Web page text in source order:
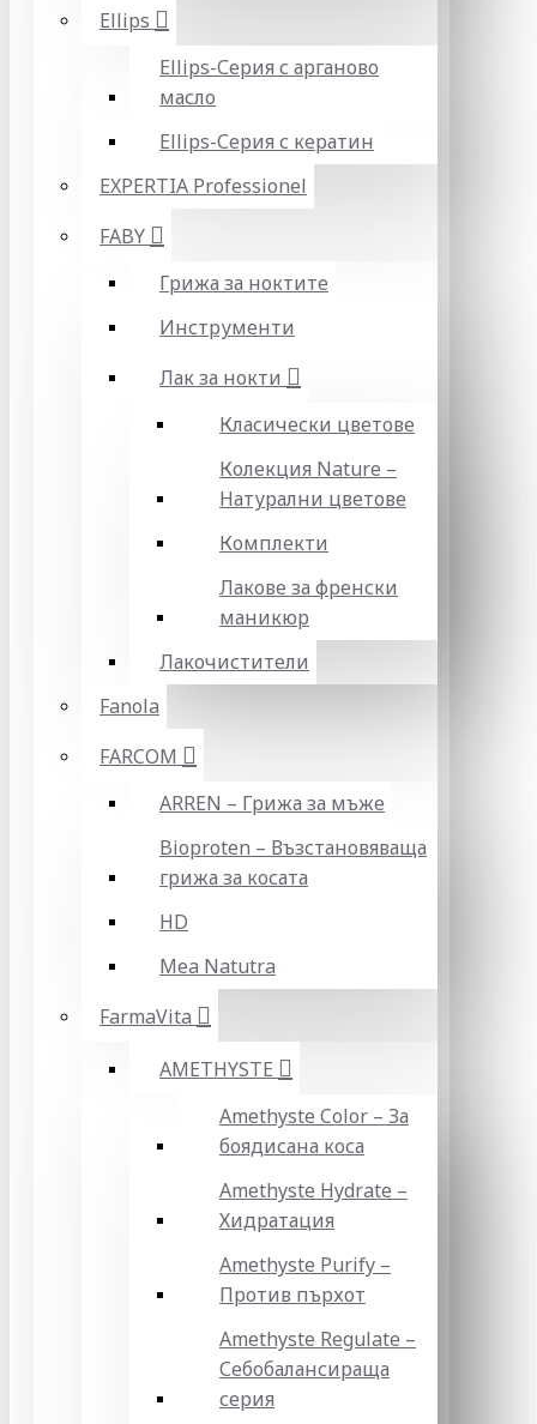
Ellips
Ellips-Серия с арганово
масло
Ellips-Серия с кератин
EXPERTIA Professionel
FABY
Грижа за ноктите
Инструменти
Лак за нокти
Класически цветове
Колекция Nature –
Натурални цветове
Комплекти
Лакове за френски
маникюр
Лакочистители
Fanola
FARCOM
ARREN – Грижа за мъже
Bioproten – Възстановяваща
грижа за косата
HD
Mea Natutra
FarmaVita
AMETHYSTE
Amethyste Color – За
боядисана коса
Amethyste Hydrate –
Хидратация
Amethyste Purify –
Против пърхот
Amethyste Regulate –
Себобалансираща
серия